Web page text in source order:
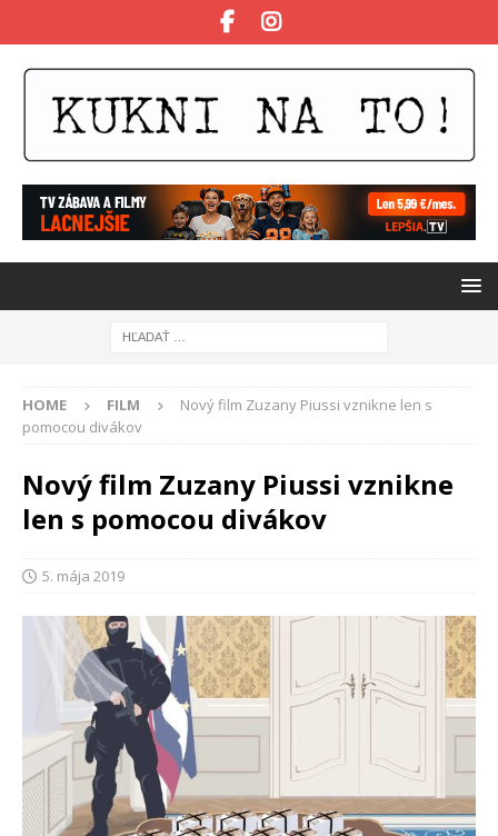
HOME FILM
Nový film Zuzany Piussi vznikne len s
pomocou divákov
Nový film Zuzany Piussi vznikne
len s pomocou divákov
5. mája 2019